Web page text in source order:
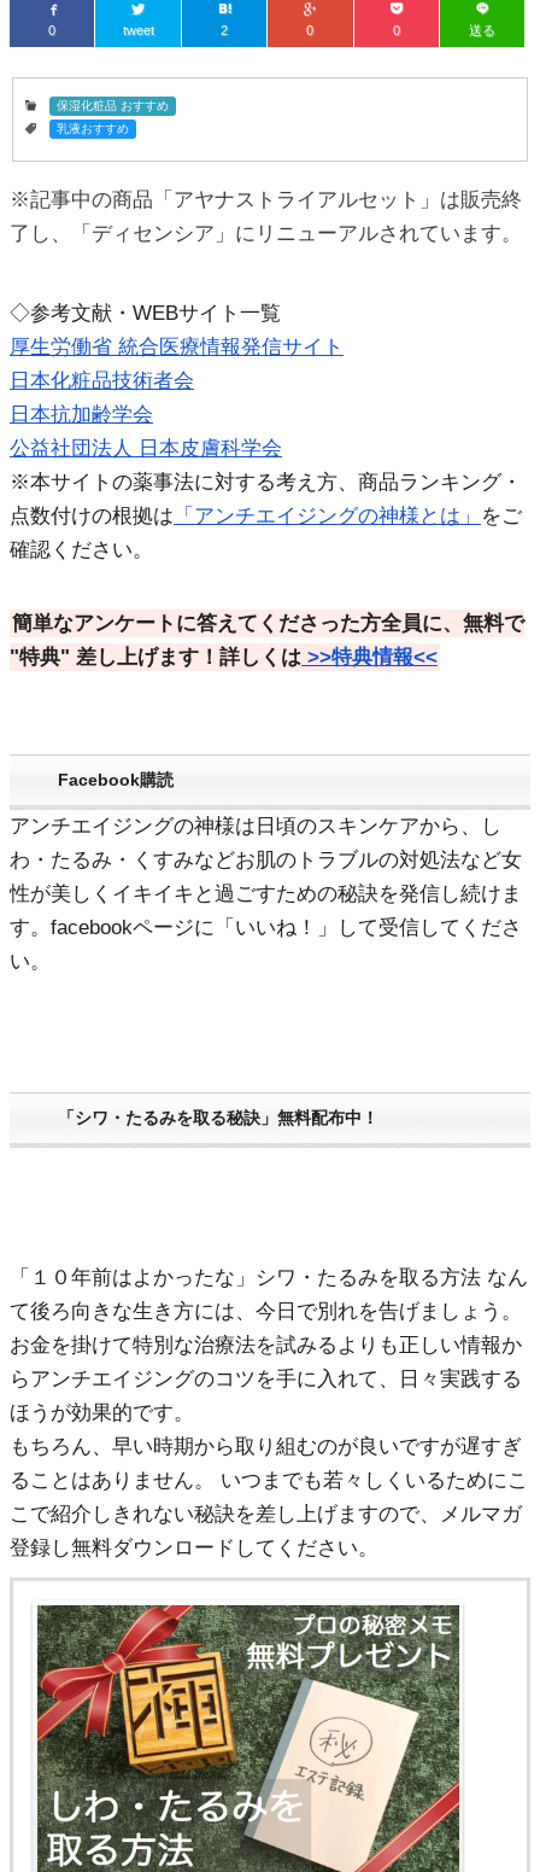
0 tweet 2 0 0 送る
保湿化粧品 おすすめ
乳液おすすめ
※記事中の商品「アヤナストライアルセット」は販売終
了し、「ディセンシア」にリニューアルされています。
◇参考文献・WEBサイト一覧
厚生労働省 統合医療情報発信サイト
日本化粧品技術者会
日本抗加齢学会
公益社団法人 日本皮膚科学会
※本サイトの薬事法に対する考え方、商品ランキング・
点数付けの根拠は 「アンチエイジングの神様とは」
をご
確認ください。
簡単なアンケートに答えてくださった方全員に、無料で
"特典" 差し上げます！詳しくは >>特典情報<<
Facebook購読
アンチエイジングの神様は日頃のスキンケアから、し
わ・たるみ・くすみなどお肌のトラブルの対処法など女
性が美しくイキイキと過ごすための秘訣を発信し続けま
す。facebookページに「いいね！」して受信してくださ
い。
「シワ・たるみを取る秘訣」無料配布中！
「１０年前はよかったな」シワ・たるみを取る方法 なん
て後ろ向きな生き方には、今日で別れを告げましょう。
お金を掛けて特別な治療法を試みるよりも正しい情報か
らアンチエイジングのコツを手に入れて、日々実践する
ほうが効果的です。
もちろん、早い時期から取り組むのが良いですが遅すぎ
ることはありません。 いつまでも若々しくいるためにこ
こで紹介しきれない秘訣を差し上げますので、メルマガ
登録し無料ダウンロードしてください。